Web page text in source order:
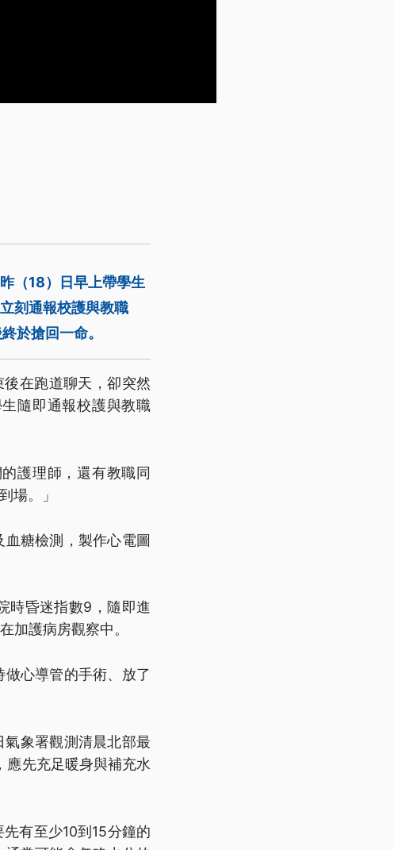
（18）日早上帶學生
刻通報校護與教職
於搶回一命。
在跑道聊天，卻突然
隨即通報校護與教職
護理師，還有教職同
場。」
糖檢測，製作心電圖
時昏迷指數9，隨即進
加護病房觀察中。
心導管的手術、放了
象署觀測清晨北部最
應先充足暖身與補充水
有至少10到15分鐘的